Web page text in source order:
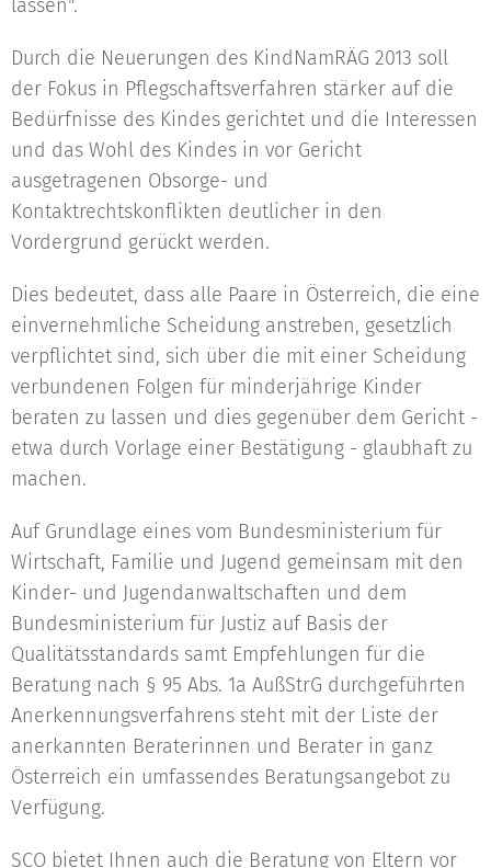
lassen".
Durch die Neuerungen des KindNamRÄG 2013 soll
der Fokus in Pflegschaftsverfahren stärker auf die
Bedürfnisse des Kindes gerichtet und die Interessen
und das Wohl des Kindes in vor Gericht
ausgetragenen Obsorge- und
Kontaktrechtskonflikten deutlicher in den
Vordergrund gerückt werden.
Dies bedeutet, dass alle Paare in Österreich, die eine
einvernehmliche Scheidung anstreben, gesetzlich
verpflichtet sind, sich über die mit einer Scheidung
verbundenen Folgen für minderjährige Kinder
beraten zu lassen und dies gegenüber dem Gericht -
etwa durch Vorlage einer Bestätigung - glaubhaft zu
machen.
Auf Grundlage eines vom Bundesministerium für
Wirtschaft, Familie und Jugend gemeinsam mit den
Kinder- und Jugendanwaltschaften und dem
Bundesministerium für Justiz auf Basis der
Qualitätsstandards samt Empfehlungen für die
Beratung nach § 95 Abs. 1a AußStrG durchgeführten
Anerkennungsverfahrens steht mit der Liste der
anerkannten Beraterinnen und Berater in ganz
Österreich ein umfassendes Beratungsangebot zu
Verfügung.
SCO bietet Ihnen auch die Beratung von Eltern vor